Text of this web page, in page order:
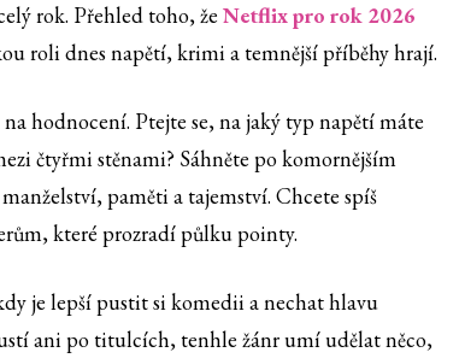
rok. Přehled toho, že Netflix pro rok 2026
roli dnes napětí, krimi a temnější příběhy hrají.
hodnocení. Ptejte se, na jaký typ napětí máte
čtyřmi stěnami? Sáhněte po komornějším
paměti a tajemství. Chcete spíš
které prozradí půlku pointy.
je lepší pustit si komedii a nechat hlavu
ani po titulcích, tenhle žánr umí udělat něco,